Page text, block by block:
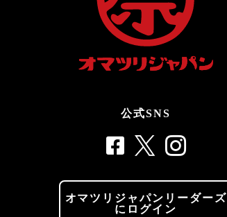
公式SNS
オマツリジャパンリーダーズ
にログイン